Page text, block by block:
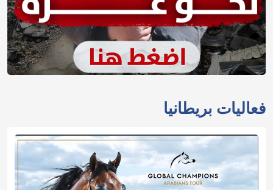
فعاليات بريطانيا